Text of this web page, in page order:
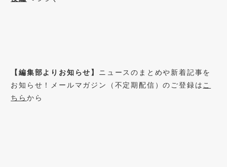
【編集部よりお知らせ】
ニュースのまとめや新着記事を
お知らせ！メールマガジン（不定期配信）のご登録は こ
ちら から